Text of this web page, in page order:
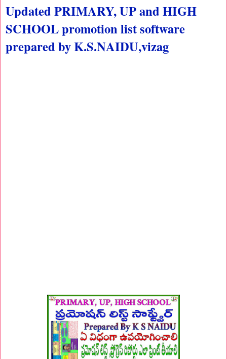
Updated PRIMARY, UP and HIGH
SCHOOL promotion list software
prepared by K.S.NAIDU,vizag